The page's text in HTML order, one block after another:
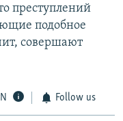
преступлений
подобное
совершают
Follow us